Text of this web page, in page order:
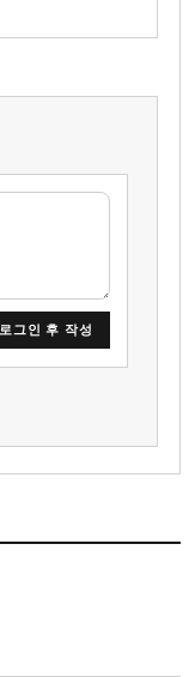
로그인 후 작성